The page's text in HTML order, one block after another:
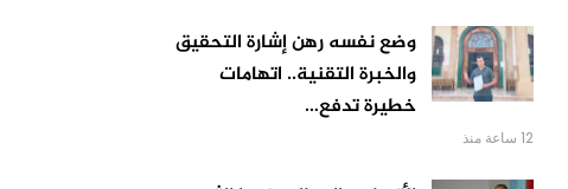
وضع نفسه رهن إشارة التحقيق
والخبرة التقنية.. اتهامات
خطيرة تدفع…
12 ساعة منذ